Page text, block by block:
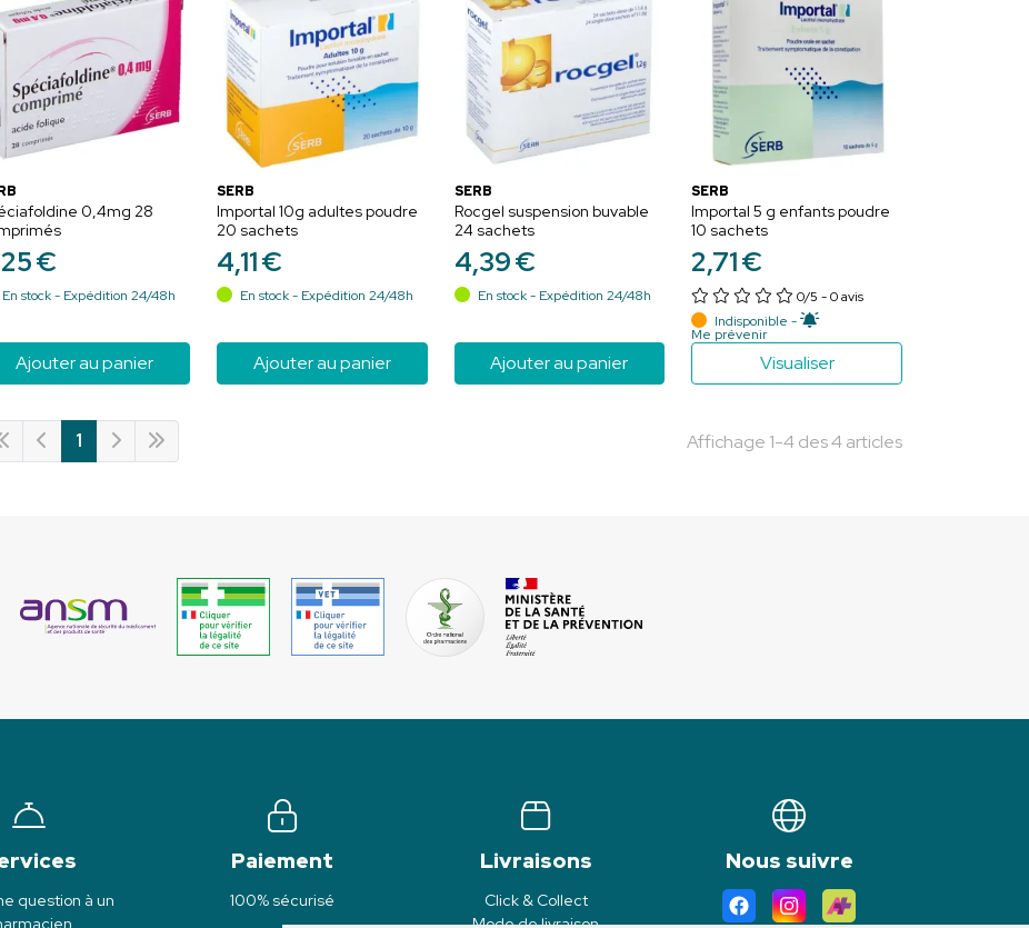
0,4mg 28
25€
En stock - Expédition 24/48h
Ajouter au panier
SERB
Importal 10g adultes poudre
20 sachets
4,11€
En stock - Expédition 24/48h
Ajouter au panier
SERB
Rocgel suspension buvable
24 sachets
4,39€
En stock - Expédition 24/48h
Ajouter au panier
SERB
Importal 5 g enfants poudre
10 sachets
2,71€
0/5 - 0 avis
Indisponible -
Me prévenir
Visualiser
Affichage 1-4 des 4 articles
1
question à un
Paiement
100% sécurisé
Livraisons
Click & Collect
Mode de livraison
Nous suivre